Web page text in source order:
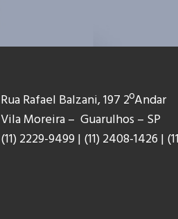
Rua Rafael Balzani, 197 2ºAndar
Vila Moreira – Guarulhos – SP
(11) 2229-9499| (11) 2408-1426 |